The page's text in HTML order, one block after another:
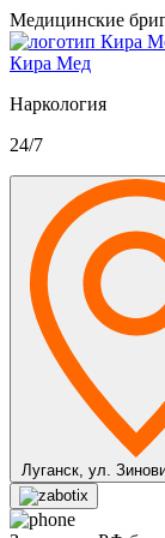
Медицинские
Кира Мед
Наркология
24/7
Луганск, ул.